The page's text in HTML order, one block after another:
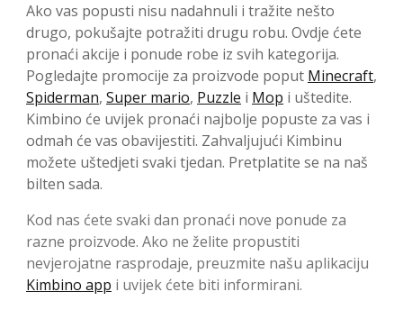
Ako vas popusti nisu nadahnuli i tražite nešto
drugo, pokušajte potražiti drugu robu. Ovdje ćete
pronaći akcije i ponude robe iz svih kategorija.
Pogledajte promocije za proizvode poput Minecraft,
Spiderman, Super mario, Puzzle i Mop i uštedite.
Kimbino će uvijek pronaći najbolje popuste za vas i
odmah će vas obavijestiti. Zahvaljujući Kimbinu
možete uštedjeti svaki tjedan. Pretplatite se na naš
bilten sada.
Kod nas ćete svaki dan pronaći nove ponude za
razne proizvode. Ako ne želite propustiti
nevjerojatne rasprodaje, preuzmite našu aplikaciju
Kimbino app i uvijek ćete biti informirani.